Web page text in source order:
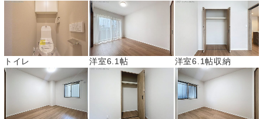
トイレ 洋室6.1帖 洋室6.1帖収納